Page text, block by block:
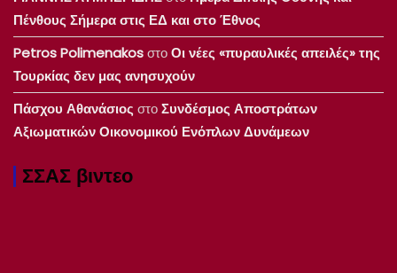
Πένθους Σήμερα στις ΕΔ και στο Έθνος
Petros PolimenakosστοΟι νέες «πυραυλικές απειλές» της
Τουρκίας δεν μας ανησυχούν
Πάσχου Αθανάσιος στοΣυνδέσμος Αποστράτων
Αξιωματικών Οικονομικού Ενόπλων Δυνάμεων
ΣΣΑΣ βιντεο